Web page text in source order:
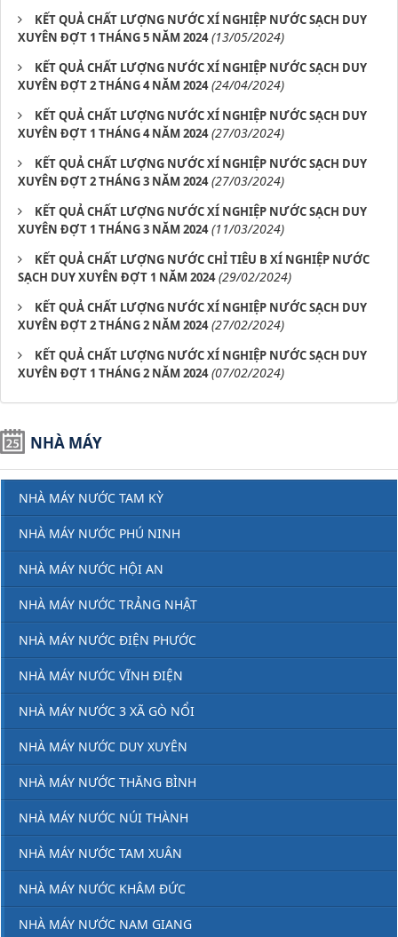
KẾT QUẢ CHẤT LƯỢNG NƯỚC XÍ NGHIỆP NƯỚC SẠCH DUY
XUYÊN ĐỢT 1 THÁNG 5 NĂM 2024 (13/05/2024)
KẾT QUẢ CHẤT LƯỢNG NƯỚC XÍ NGHIỆP NƯỚC SẠCH DUY
XUYÊN ĐỢT 2 THÁNG 4 NĂM 2024 (24/04/2024)
KẾT QUẢ CHẤT LƯỢNG NƯỚC XÍ NGHIỆP NƯỚC SẠCH DUY
XUYÊN ĐỢT 1 THÁNG 4 NĂM 2024 (27/03/2024)
KẾT QUẢ CHẤT LƯỢNG NƯỚC XÍ NGHIỆP NƯỚC SẠCH DUY
XUYÊN ĐỢT 2 THÁNG 3 NĂM 2024 (27/03/2024)
KẾT QUẢ CHẤT LƯỢNG NƯỚC XÍ NGHIỆP NƯỚC SẠCH DUY
XUYÊN ĐỢT 1 THÁNG 3 NĂM 2024 (11/03/2024)
KẾT QUẢ CHẤT LƯỢNG NƯỚC CHỈ TIÊU B XÍ NGHIỆP NƯỚC
SẠCH DUY XUYÊN ĐỢT 1 NĂM 2024 (29/02/2024)
KẾT QUẢ CHẤT LƯỢNG NƯỚC XÍ NGHIỆP NƯỚC SẠCH DUY
XUYÊN ĐỢT 2 THÁNG 2 NĂM 2024 (27/02/2024)
KẾT QUẢ CHẤT LƯỢNG NƯỚC XÍ NGHIỆP NƯỚC SẠCH DUY
XUYÊN ĐỢT 1 THÁNG 2 NĂM 2024 (07/02/2024)
NHÀ MÁY
NHÀ MÁY NƯỚC TAM KỲ
NHÀ MÁY NƯỚC PHÚ NINH
NHÀ MÁY NƯỚC HỘI AN
NHÀ MÁY NƯỚC TRẢNG NHẬT
NHÀ MÁY NƯỚC ĐIỆN PHƯỚC
NHÀ MÁY NƯỚC VĨNH ĐIỆN
NHÀ MÁY NƯỚC 3 XÃ GÒ NỔI
NHÀ MÁY NƯỚC DUY XUYÊN
NHÀ MÁY NƯỚC THĂNG BÌNH
NHÀ MÁY NƯỚC NÚI THÀNH
NHÀ MÁY NƯỚC TAM XUÂN
NHÀ MÁY NƯỚC KHÂM ĐỨC
NHÀ MÁY NƯỚC NAM GIANG